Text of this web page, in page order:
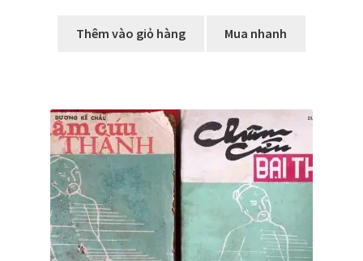
Thêm vào giỏ hàng Mua nhanh